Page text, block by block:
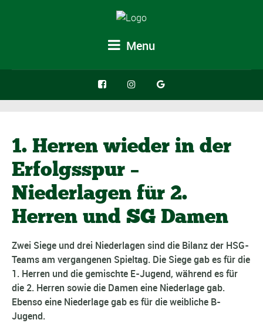
Menu
1. Herren wieder in der
Erfolgsspur –
Niederlagen für 2.
Herren und SG Damen
Zwei Siege und drei Niederlagen sind die Bilanz der HSG-
Teams am vergangenen Spieltag. Die Siege gab es für die
1. Herren und die gemischte E-Jugend, während es für
die 2. Herren sowie die Damen eine Niederlage gab.
Ebenso eine Niederlage gab es für die weibliche B-
Jugend.